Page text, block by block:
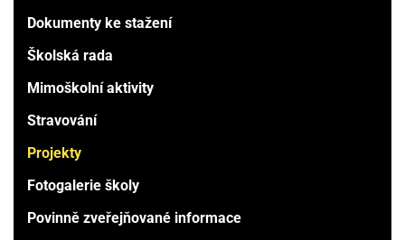
Dokumenty ke stažení
Školská rada
Mimoškolní aktivity
Stravování
Projekty
Fotogalerie školy
Povinně zveřejňované informace